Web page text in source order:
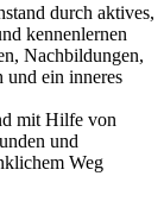
durch aktives,
kennenlernen
Nachbildungen,
und ein inneres
mit Hilfe von
und
Weg